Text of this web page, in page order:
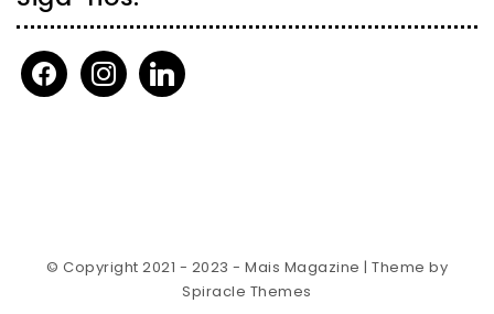
facebookinstagramlinkedin
© Copyright 2021 - 2023 - Mais Magazine | Theme by
Spiracle Themes